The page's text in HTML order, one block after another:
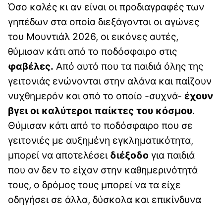
Όσο καλές κι αν είναι οι προδιαγραφές των
γηπέδων στα οποία διεξάγονται οι αγώνες
του Μουντιάλ 2026, οι εικόνες αυτές,
θύμισαν κάτι από το ποδόσφαιρο στις
φαβέλες. Από αυτό που τα παιδιά όλης της
γειτονιάς ενώνονται στην αλάνα και παίζουν
νυχθημερόν και από το οποίο -συχνά- έχουν
βγει οι καλύτεροι παίκτες του κόσμου.
Θύμισαν κάτι από το ποδόσφαιρο που σε
γειτονιές με αυξημένη εγκληματικότητα,
μπορεί να αποτελέσει διέξοδο για παιδιά
που αν δεν το είχαν στην καθημερινότητά
τους, ο δρόμος τους μπορεί να τα είχε
οδηγήσει σε άλλα, δύσκολα και επικίνδυνα